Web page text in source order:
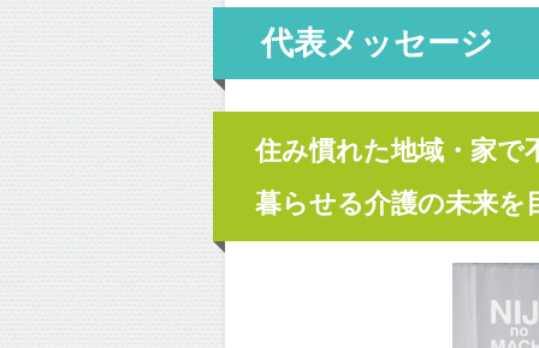
代表メッセージ
住み慣れた地域・家で
暮らせる介護の未来を